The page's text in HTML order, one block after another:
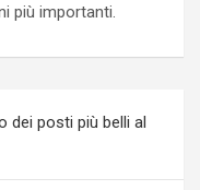
più importanti.
dei posti più belli al